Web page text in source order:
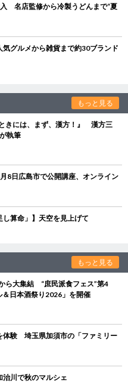
名店監修から冷製うどんまで“夏
グルメから雑貨まで約30ブランド
もっと見る
きには、まず、漢方！』 漢方三
執筆
8日広島市で公開講座、オンライン
し算命」】天空を見上げて
もっと見る
ら大集結 “庶民派食フェス”第4
日本酒祭り2026」を開催
体験 埼玉県加須市の「ファミリー
川で秋のマルシェ